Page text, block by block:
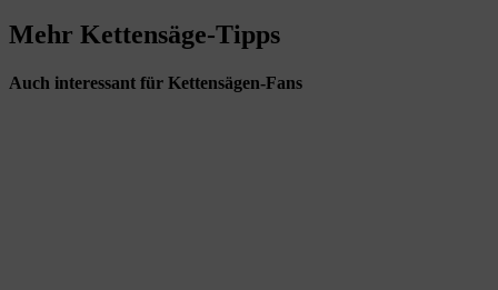
Mehr Kettensäge-Tipps
Auch interessant für Kettensägen-Fans